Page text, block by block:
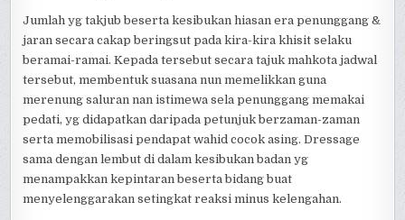
Jumlah yg takjub beserta kesibukan hiasan era penunggang &
jaran secara cakap beringsut pada kira-kira khisit selaku
beramai-ramai. Kepada tersebut secara tajuk mahkota jadwal
tersebut, membentuk suasana nun memelikkan guna
merenung saluran nan istimewa sela penunggang memakai
pedati, yg didapatkan daripada petunjuk berzaman-zaman
serta memobilisasi pendapat wahid cocok asing. Dressage
sama dengan lembut di dalam kesibukan badan yg
menampakkan kepintaran beserta bidang buat
menyelenggarakan setingkat reaksi minus kelengahan.